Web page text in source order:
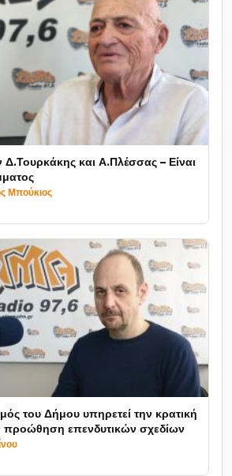
και Α.Πλέσσας – Είναι
Μπούκιος
του Δήμου υπηρετεί την κρατική
προώθηση επενδυτικών σχεδίων